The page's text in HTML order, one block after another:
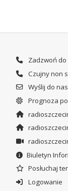
Zadzwoń
Czujny non
Wyślij do
Prognoza
Biuletyn
Posłuchaj
Logowanie